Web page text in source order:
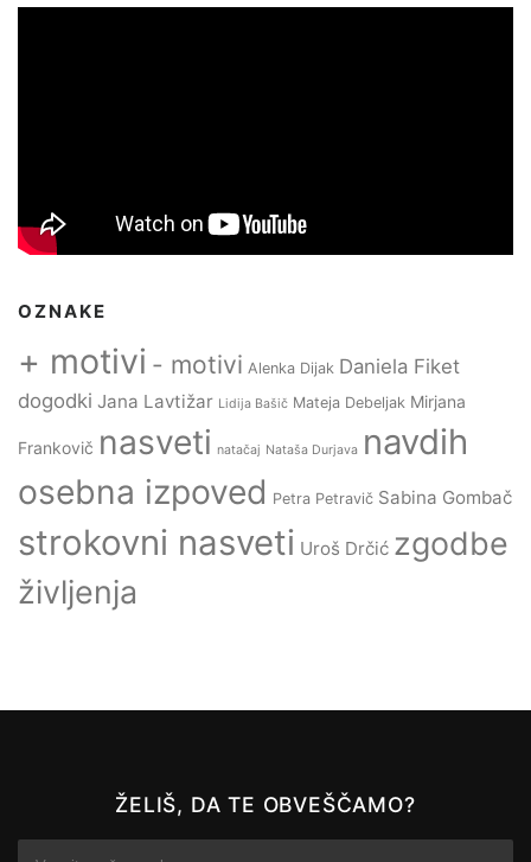
OZNAKE
+ motivi - motivi Alenka Dijak Daniela Fiket
dogodki Jana Lavtižar Lidija Bašič Mateja Debeljak Mirjana
Frankovič nasveti natačaj Nataša Durjava navdih
osebna izpoved Petra Petravič Sabina Gombač
strokovni nasveti Uroš Drčić zgodbe
življenja
ŽELIŠ, DA TE OBVEŠČAMO?